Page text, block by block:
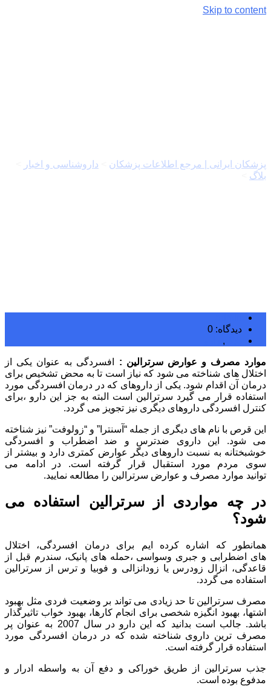
Skip to content
پزشکان ایرانی | مرجع اطلاعات پزشکان داروشناسی و اخبار
بلاگ
دیدگاه: 0
,
موارد مصرف و عوارض سرترالین :
افسردگی به عنوان یکی از
اختلال های شناخته می شود که نیاز است تا به محض تشخیص برای
درمان آن اقدام شود. یکی از داروهای که در درمان افسردگی مورد
استفاده قرار می گیرد سرترالین است البته به جز این دارو ،برای
کنترل افسردگی داروهای دیگری نیز تجویز می گردد.
این قرص با نام های دیگری از جمله “آسنترا” و “زولوفت” نیز شناخته
می شود. این داروی ضدترس و ضد اضطراب و افسردگی
خوشبختانه به نسبت داروهای دیگر عوارض کمتری دارد و بیشتر از
سوی مردم مورد استقبال قرار گرفته است. در ادامه می
توانید موارد مصرف و عوارض سرترالین را مطالعه نمایید.
در چه مواردی از سرترالین استفاده می
شود؟
همانطور که اشاره کرده ایم برای درمان افسردگی، اختلال
های اضطرابی و جبری وسواسی ،حمله های پانیک، سندرم قبل از
قاعدگی، انزال زودرس یا زودانزالی و فوبیا و ترس از سرترالین
استفاده می گردد.
مصرف سرترالین تا حد زیادی می تواند بر وضعیت فردی مثل بهبود
اشتها، بهبود انگیزه شخصی برای انجام کارها، بهبود خواب تاثیرگذار
باشد. جالب است بدانید که این دارو در سال 2007 به عنوان پر
مصرف ترین داروی شناخته شده که در درمان افسردگی مورد
استفاده قرار گرفته است.
جذب سرترالین از طریق خوراکی و دفع آن به واسطه ادرار و
مدفوع بوده است.